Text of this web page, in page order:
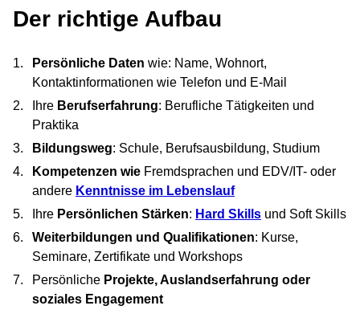
Der richtige Aufbau
Persönliche Daten wie: Name, Wohnort,
Kontaktinformationen wie Telefon und E-Mail
Ihre Berufserfahrung: Berufliche Tätigkeiten und
Praktika
Bildungsweg: Schule, Berufsausbildung, Studium
Kompetenzen wie Fremdsprachen und EDV/IT- oder
andere Kenntnisse im Lebenslauf
Ihre Persönlichen Stärken: Hard Skills und Soft Skills
Weiterbildungen und Qualifikationen: Kurse,
Seminare, Zertifikate und Workshops
Persönliche Projekte, Auslandserfahrung oder
soziales Engagement